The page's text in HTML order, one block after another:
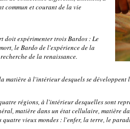
et courant de la vie
doit expérimenter trois Bardos : Le
le Bardo de l'expérience de la
de la renaissance.
matière à l'intérieur desquels se développent
régions, à l'intérieur desquelles sont
matière dans un état cellulaire, matière
quatre vieux mondes : l'enfer, la terre, le